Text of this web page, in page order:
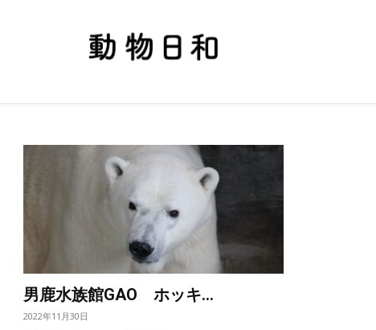
男鹿水族館GAO ホッキ...
2022年11月30日